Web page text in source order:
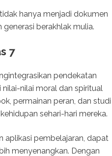
hanya menjadi dokumen
berakhlak mulia.
7
pendekatan
nilai moral dan spiritual
permainan peran, dan studi
sehari-hari mereka.
aplikasi pembelajaran, dapat
menyenangkan. Dengan